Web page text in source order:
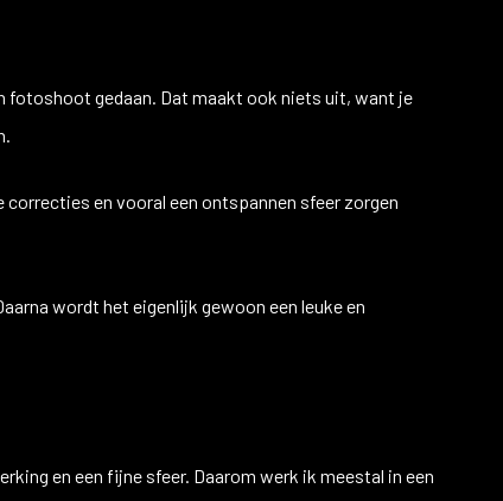
fotoshoot gedaan. Dat maakt ook niets uit, want je
en vooral een ontspannen sfeer zorgen
wordt het eigenlijk gewoon een leuke en
en een fijne sfeer. Daarom werk ik meestal in een